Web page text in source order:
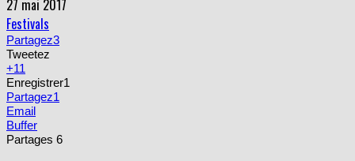
27 mai 2017
Festivals
Partagez3
Tweetez
+11
Enregistrer1
Partagez1
Email
Buffer
Partages 6